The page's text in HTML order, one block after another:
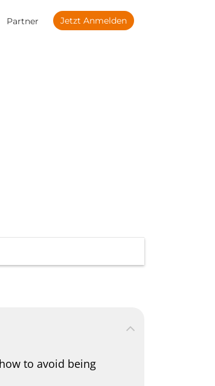
Partner Jetzt Anmelden
to avoid being